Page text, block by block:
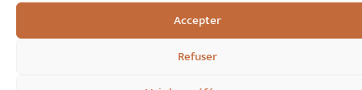
Accepter
Refuser